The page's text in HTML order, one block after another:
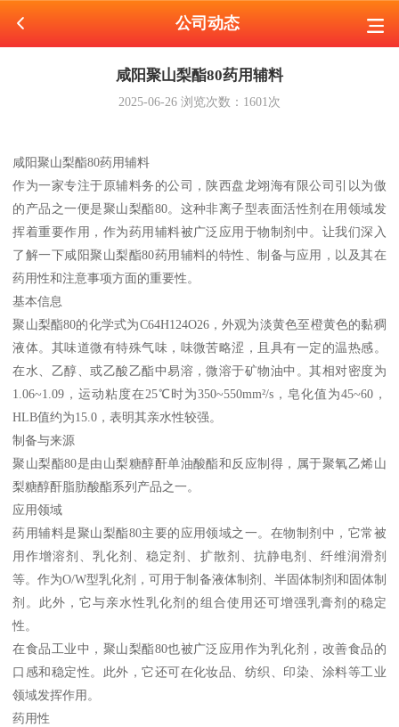
公司动态
咸阳聚山梨酯80药用辅料
2025-06-26 浏览次数： 1601次
咸阳聚山梨酯80药用辅料
作为一家专注于原辅料务的公司，陕西盘龙翊海有限公司引以为傲
的产品之一便是聚山梨酯80。这种非离子型表面活性剂在用领域发
挥着重要作用，作为药用辅料被广泛应用于物制剂中。让我们深入
了解一下咸阳聚山梨酯80药用辅料的特性、制备与应用，以及其在
药用性和注意事项方面的重要性。
基本信息
聚山梨酯80的化学式为C64H124O26，外观为淡黄色至橙黄色的黏稠
液体。其味道微有特殊气味，味微苦略涩，且具有一定的温热感。
在水、乙醇、或乙酸乙酯中易溶，微溶于矿物油中。其相对密度为
1.06~1.09，运动粘度在25℃时为350~550mm²/s，皂化值为45~60，
HLB值约为15.0，表明其亲水性较强。
制备与来源
聚山梨酯80是由山梨糖醇酐单油酸酯和反应制得，属于聚氧乙烯山
梨糖醇酐脂肪酸酯系列产品之一。
应用领域
药用辅料是聚山梨酯80主要的应用领域之一。在物制剂中，它常被
用作增溶剂、乳化剂、稳定剂、扩散剂、抗静电剂、纤维润滑剂
等。作为O/W型乳化剂，可用于制备液体制剂、半固体制剂和固体制
剂。此外，它与亲水性乳化剂的组合使用还可增强乳膏剂的稳定
性。
在食品工业中，聚山梨酯80也被广泛应用作为乳化剂，改善食品的
口感和稳定性。此外，它还可在化妆品、纺织、印染、涂料等工业
领域发挥作用。
药用性